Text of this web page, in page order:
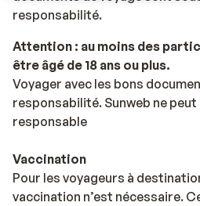
responsabilité.
Attention : au moins des
être âgé de 18 ans ou plus.
Voyager avec les bons
responsabilité. Sunweb ne peut
responsable
Vaccination
Pour les voyageurs à
vaccination n’est nécessaire.